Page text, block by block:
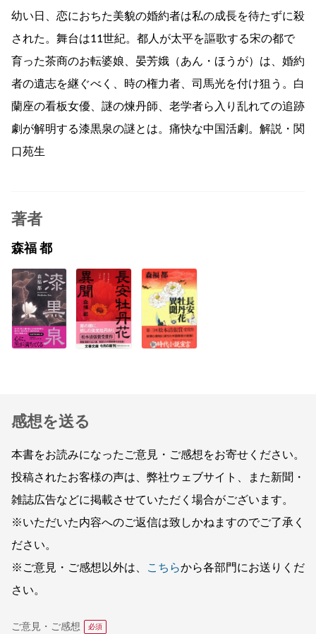
幼い日、恋におちた美貌の婚約者は私の成長を待たずに殺
された。舞台は11世紀。都人が太平を謳歌する宋の都で
育った茶商のお転婆娘、晏芳娥（あん・ほうが）は、婚約
者の遺志を継ぐべく、時の権力者、司馬光を付け狙う。白
蘭座の看板女優、謎の煉丹師、老学者ら入り乱れての追跡
劇が解明する漆黒泉の謎とは。痛快な中国活劇。解説・関
口苑生
著者
森福 都
感想を送る
本書をお読みになったご意見・ご感想をお寄せください。
投稿されたお客様の声は、弊社ウェブサイト、また新聞・
雑誌広告などに掲載させていただく場合がございます。
※いただいた内容へのご返信は致しかねますのでご了承く
ださい。
※ご意見・ご感想以外は、
こちらから各部門にお送りくだ
さい。
ご意見・ご感想